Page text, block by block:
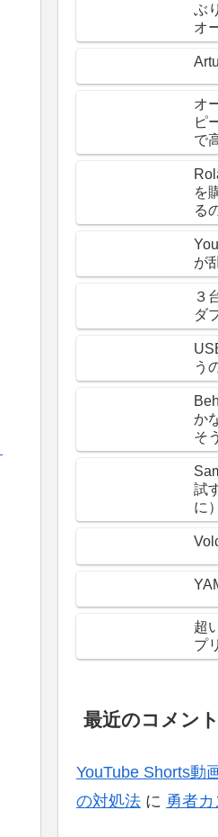
ぶ
オ
オ
ピ
で
を
る
が
３
ダ
う
か
そう
試
に）
超
プ
最近のコメント
YouTube Shorts動
の対処法 に 勇者